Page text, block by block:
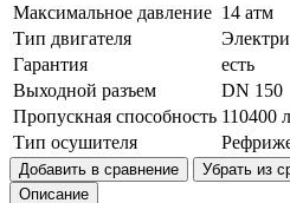
Максимальное давление 14 атм
Тип двигателя
Гарантия
есть
Выходной разъем
DN 150
Пропускная способность 110400
Тип осушителя
Добавить в сравнение
Убрать из
Описание